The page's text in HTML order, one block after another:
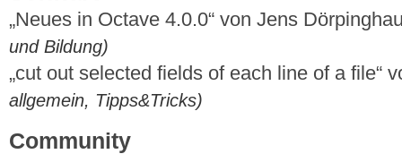
„Neues in Octave 4.0.0“ von Jens
und Bildung)
„cut out selected fields of each line of a file“
allgemein, Tipps&Tricks)
Community